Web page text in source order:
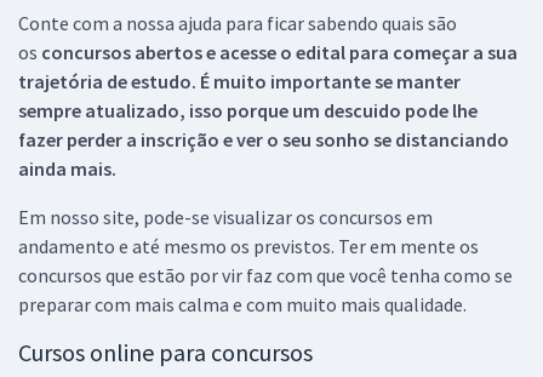
Conte com a nossa ajuda para ficar sabendo quais são
os concursos abertos e acesse o edital para começar a sua
trajetória de estudo. É muito importante se manter
sempre atualizado, isso porque um descuido pode lhe
fazer perder a inscrição e ver o seu sonho se distanciando
ainda mais.
Em nosso site, pode-se visualizar os concursos em
andamento e até mesmo os previstos. Ter em mente os
concursos que estão por vir faz com que você tenha como se
preparar com mais calma e com muito mais qualidade.
Cursos online para concursos